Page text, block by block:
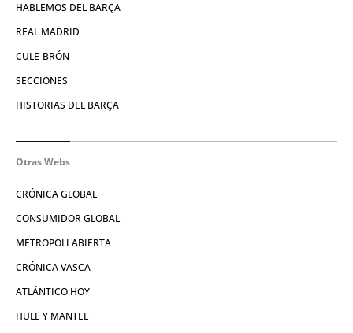
HABLEMOS DEL BARÇA
REAL MADRID
CULE-BRÓN
SECCIONES
HISTORIAS DEL BARÇA
Otras Webs
CRÓNICA GLOBAL
CONSUMIDOR GLOBAL
METROPOLI ABIERTA
CRÓNICA VASCA
ATLÁNTICO HOY
HULE Y MANTEL